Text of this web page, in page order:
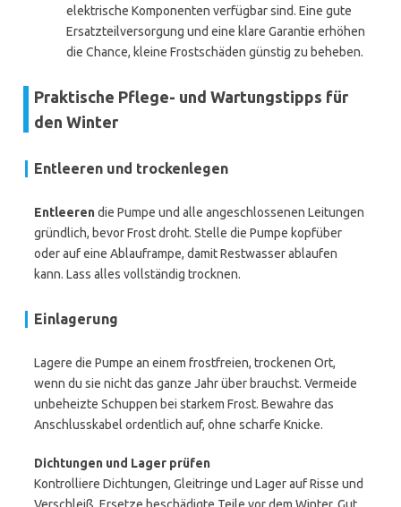
elektrische Komponenten verfügbar sind. Eine gute
Ersatzteilversorgung und eine klare Garantie erhöhen
die Chance, kleine Frostschäden günstig zu beheben.
Praktische Pflege- und Wartungstipps für
den Winter
Entleeren und trockenlegen
Entleerendie Pumpe und alle angeschlossenen Leitungen
gründlich, bevor Frost droht. Stelle die Pumpe kopfüber
oder auf eine Ablauframpe, damit Restwasser ablaufen
kann. Lass alles vollständig trocknen.
Einlagerung
Lagere die Pumpe an einem frostfreien, trockenen Ort,
wenn du sie nicht das ganze Jahr über brauchst. Vermeide
unbeheizte Schuppen bei starkem Frost. Bewahre das
Anschlusskabel ordentlich auf, ohne scharfe Knicke.
Dichtungen und Lager prüfen
Kontrolliere Dichtungen, Gleitringe und Lager auf Risse und